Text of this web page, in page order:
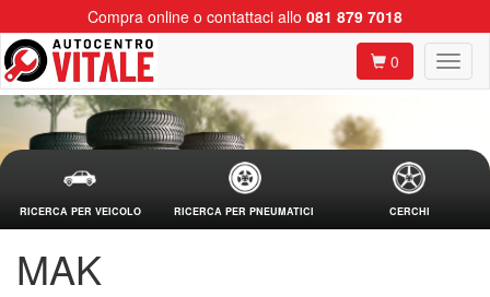
Compra online o contattaci allo 081 879 7018
0
RICERCA PER VEICOLO RICERCA PER PNEUMATICI CERCHI
MAK